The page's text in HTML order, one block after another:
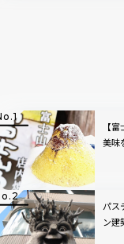
【
美味
パス
ン建